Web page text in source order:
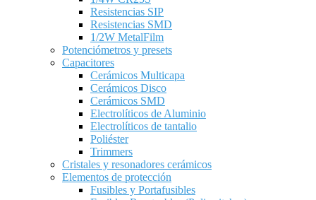
Resistencias SIP
Resistencias SMD
1/2W MetalFilm
Potenciómetros y presets
Capacitores
Cerámicos Multicapa
Cerámicos Disco
Cerámicos SMD
Electrolíticos de Aluminio
Electrolíticos de tantalio
Poliéster
Trimmers
Cristales y resonadores cerámicos
Elementos de protección
Fusibles y Portafusibles